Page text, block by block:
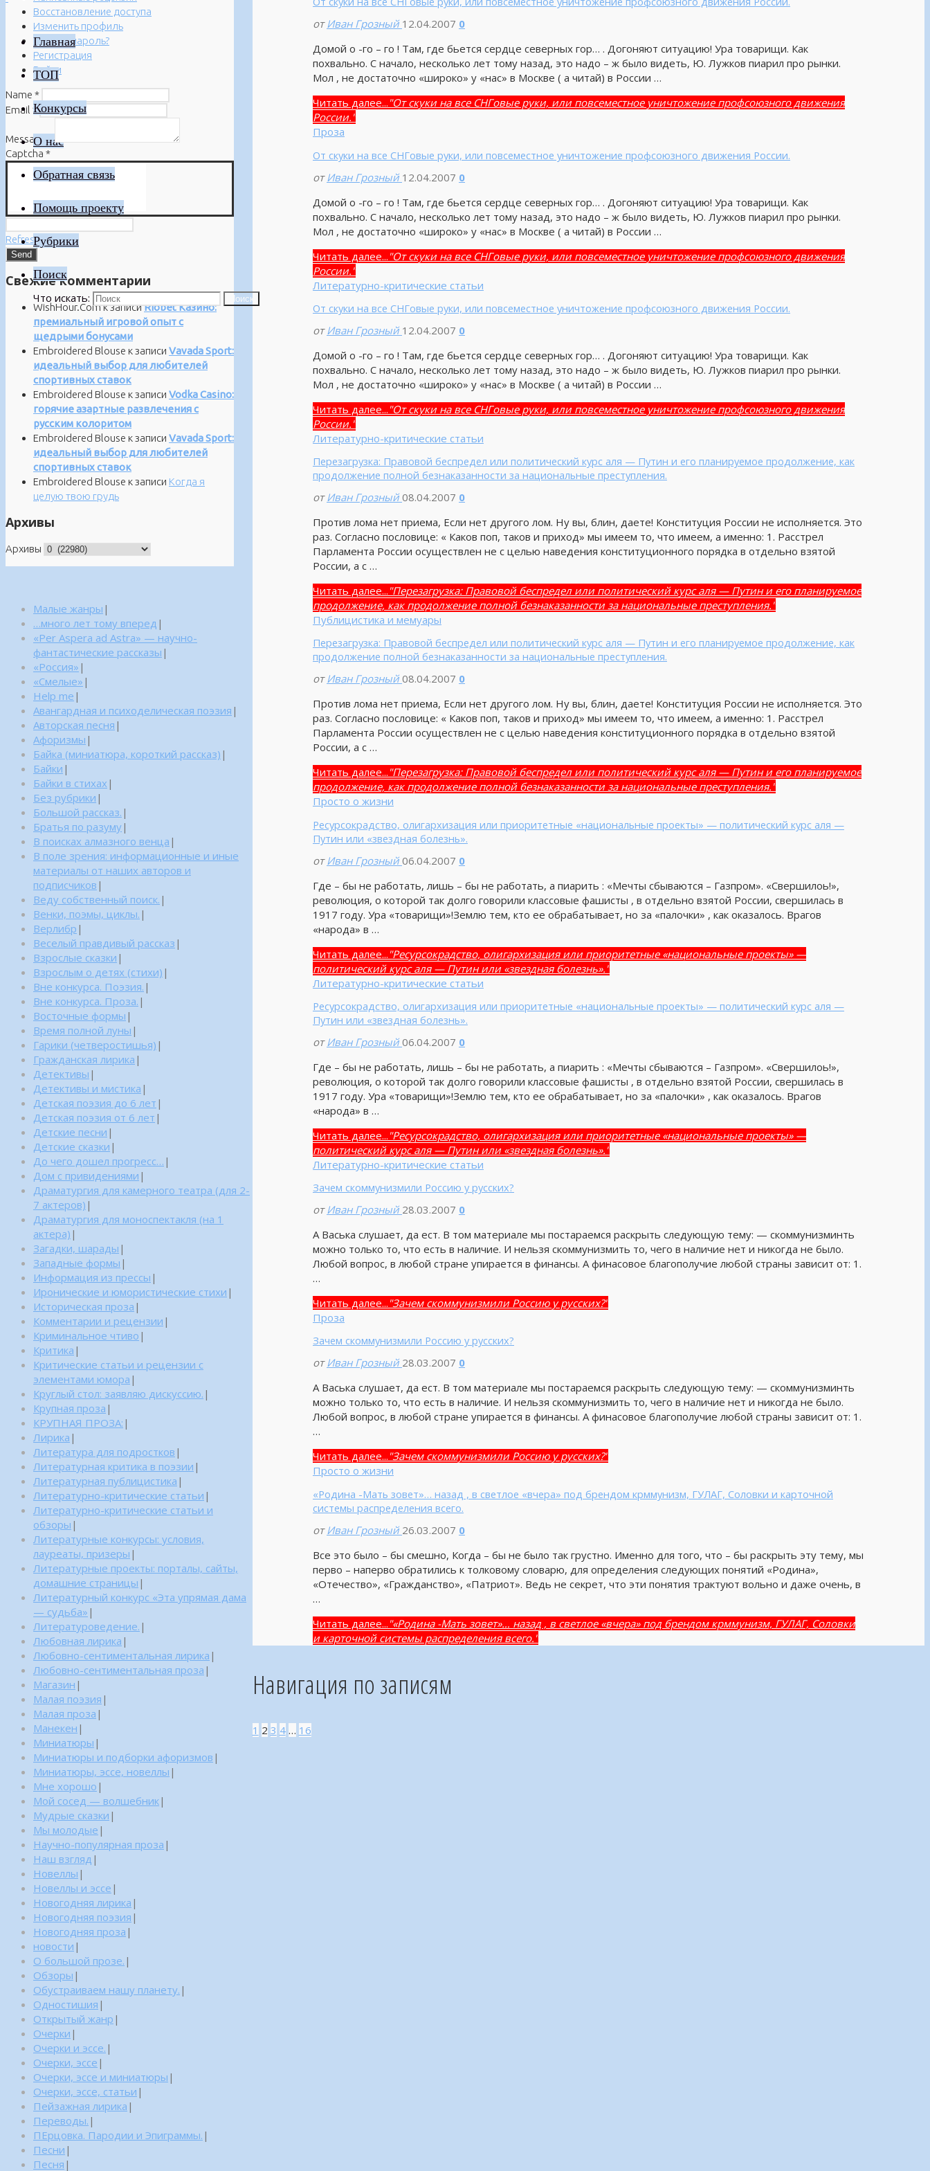
Главная
ТОП
Конкурсы
О нас
Обратная связь
Помощь проекту
Рубрики
Поиск
Что искать: Поиск
от Иван Грозный 12.04.2007 0
Домой о -го – го ! Там, где бьется сердце северных гор… . Догоняют ситуацию! Ура товарищи. Как
похвально. С начало, несколько лет тому назад, это надо – ж было видеть, Ю. Лужков пиарил про рынки.
Мол , не достаточно «широко» у «нас» в Москве ( а читай) в России …
Читать далее... "От скуки на все СНГовые руки, или повсеместное уничтожение профсоюзного движения
России."
Проза
От скуки на все СНГовые руки, или повсеместное уничтожение профсоюзного движения России.
от Иван Грозный 12.04.2007 0
Домой о -го – го ! Там, где бьется сердце северных гор… . Догоняют ситуацию! Ура товарищи. Как
похвально. С начало, несколько лет тому назад, это надо – ж было видеть, Ю. Лужков пиарил про рынки.
Мол , не достаточно «широко» у «нас» в Москве ( а читай) в России …
Читать далее... "От скуки на все СНГовые руки, или повсеместное уничтожение профсоюзного движения
России."
Литературно-критические статьи
От скуки на все СНГовые руки, или повсеместное уничтожение профсоюзного движения России.
от Иван Грозный 12.04.2007 0
Домой о -го – го ! Там, где бьется сердце северных гор… . Догоняют ситуацию! Ура товарищи. Как
похвально. С начало, несколько лет тому назад, это надо – ж было видеть, Ю. Лужков пиарил про рынки.
Мол , не достаточно «широко» у «нас» в Москве ( а читай) в России …
Читать далее... "От скуки на все СНГовые руки, или повсеместное уничтожение профсоюзного движения
России."
Литературно-критические статьи
Перезагрузка: Правовой беспредел или политический курс аля — Путин и его планируемое продолжение, как
продолжение полной безнаказанности за национальные преступления.
от Иван Грозный 08.04.2007 0
Против лома нет приема, Если нет другого лом. Ну вы, блин, даете! Конституция России не исполняется. Это
раз. Согласно пословице: « Каков поп, таков и приход» мы имеем то, что имеем, а именно: 1. Расстрел
Парламента России осуществлен не с целью наведения конституционного порядка в отдельно взятой
России, а с …
Читать далее... "Перезагрузка: Правовой беспредел или политический курс аля — Путин и его планируемое
продолжение, как продолжение полной безнаказанности за национальные преступления."
Публицистика и мемуары
Перезагрузка: Правовой беспредел или политический курс аля — Путин и его планируемое продолжение, как
продолжение полной безнаказанности за национальные преступления.
от Иван Грозный 08.04.2007 0
Против лома нет приема, Если нет другого лом. Ну вы, блин, даете! Конституция России не исполняется. Это
раз. Согласно пословице: « Каков поп, таков и приход» мы имеем то, что имеем, а именно: 1. Расстрел
Парламента России осуществлен не с целью наведения конституционного порядка в отдельно взятой
России, а с …
Читать далее... "Перезагрузка: Правовой беспредел или политический курс аля — Путин и его планируемое
продолжение, как продолжение полной безнаказанности за национальные преступления."
Просто о жизни
Ресурсокрадство, олигархизация или приоритетные «национальные проекты» — политический курс аля —
Путин или «звездная болезнь».
от Иван Грозный 06.04.2007 0
Где – бы не работать, лишь – бы не работать, а пиарить : «Мечты сбываются – Газпром». «Свершилоь!»,
революция, о которой так долго говорили классовые фашисты , в отдельно взятой России, свершилась в
1917 году. Ура «товарищи»!Землю тем, кто ее обрабатывает, но за «палочки» , как оказалось. Врагов
«народа» в …
Читать далее... "Ресурсокрадство, олигархизация или приоритетные «национальные проекты» —
политический курс аля — Путин или «звездная болезнь»."
Литературно-критические статьи
Ресурсокрадство, олигархизация или приоритетные «национальные проекты» — политический курс аля —
Путин или «звездная болезнь».
от Иван Грозный 06.04.2007 0
Где – бы не работать, лишь – бы не работать, а пиарить : «Мечты сбываются – Газпром». «Свершилоь!»,
революция, о которой так долго говорили классовые фашисты , в отдельно взятой России, свершилась в
1917 году. Ура «товарищи»!Землю тем, кто ее обрабатывает, но за «палочки» , как оказалось. Врагов
«народа» в …
Читать далее... "Ресурсокрадство, олигархизация или приоритетные «национальные проекты» —
политический курс аля — Путин или «звездная болезнь»."
Литературно-критические статьи
Зачем скоммунизмили Россию у русских?
от Иван Грозный 28.03.2007 0
А Васька слушает, да ест. В том материале мы постараемся раскрыть следующую тему: — скоммунизминть
можно только то, что есть в наличие. И нельзя скоммунизмить то, чего в наличие нет и никогда не было.
Любой вопрос, в любой стране упирается в финансы. А финасовое благополучие любой страны зависит от: 1.
…
Читать далее... "Зачем скоммунизмили Россию у русских?"
Проза
Зачем скоммунизмили Россию у русских?
от Иван Грозный 28.03.2007 0
А Васька слушает, да ест. В том материале мы постараемся раскрыть следующую тему: — скоммунизминть
можно только то, что есть в наличие. И нельзя скоммунизмить то, чего в наличие нет и никогда не было.
Любой вопрос, в любой стране упирается в финансы. А финасовое благополучие любой страны зависит от: 1.
…
Читать далее... "Зачем скоммунизмили Россию у русских?"
Просто о жизни
«Родина -Мать зовет»… назад , в светлое «вчера» под брендом крммунизм, ГУЛАГ, Соловки и карточной
системы распределения всего.
от Иван Грозный 26.03.2007 0
Все это было – бы смешно, Когда – бы не было так грустно. Именно для того, что – бы раскрыть эту тему, мы
перво – наперво обратились к толковому словарю, для определения следующих понятий «Родина»,
«Отечество», «Гражданство», «Патриот». Ведь не секрет, что эти понятия трактуют вольно и даже очень, в
…
Читать далее... "«Родина -Мать зовет»… назад , в светлое «вчера» под брендом крммунизм, ГУЛАГ, Соловки
и карточной системы распределения всего."
Навигация по записям
1 2 3 4 … 16
Восстановление доступа
Изменить профиль
Забыли пароль?
Регистрация
Войти
Name *
Email *
Message*
Captcha *
Refresh
Свежие комментарии
WishHour.Comк записиRiobet Казино:
премиальный игровой опыт с
щедрыми бонусами
Embroidered Blouse к записи Vavada Sport:
идеальный выбор для любителей
спортивных ставок
Embroidered Blouse к записи Vodka Casino:
горячие азартные развлечения с
русским колоритом
Embroidered Blouse к записи Vavada Sport:
идеальный выбор для любителей
спортивных ставок
Embroidered Blouse к записи Когда я
целую твою грудь
Архивы
Архивы
Малые жанры |
…много лет тому вперед |
«Per Aspera ad Astra» — научно-
фантастические рассказы |
«Россия» |
«Смелые» |
Help me |
Авангардная и психоделическая поэзия |
Авторская песня |
Афоризмы |
Байка (миниатюра, короткий рассказ) |
Байки |
Байки в стихах |
Без рубрики |
Большой рассказ. |
Братья по разуму|
В поисках алмазного венца |
В поле зрения: информационные и иные
материалы от наших авторов и
подписчиков |
Веду собственный поиск. |
Венки, поэмы, циклы. |
Верлибр |
Веселый правдивый рассказ |
Взрослые сказки |
Взрослым о детях (стихи) |
Вне конкурса. Поэзия. |
Вне конкурса. Проза. |
Восточные формы |
Время полной луны |
Гарики (четверостишья) |
Гражданская лирика |
Детективы |
Детективы и мистика |
Детская поэзия до 6 лет |
Детская поэзия от 6 лет |
Детские песни |
Детские сказки |
До чего дошел прогресс… |
Дом с привидениями |
Драматургия для камерного театра (для 2-
7 актеров) |
Драматургия для моноспектакля (на 1
актера) |
Загадки, шарады |
Западные формы |
Информация из прессы |
Иронические и юмористические стихи |
Историческая проза |
Комментарии и рецензии |
Криминальное чтиво |
Критика |
Критические статьи и рецензии с
элементами юмора |
Круглый стол: заявляю дискуссию. |
Крупная проза |
КРУПНАЯ ПРОЗА: |
Лирика |
Литература для подростков |
Литературная критика в поэзии |
Литературная публицистика |
Литературно-критические статьи |
Литературно-критические статьи и
обзоры |
Литературные конкурсы: условия,
лауреаты, призеры |
Литературные проекты: порталы, сайты,
домашние страницы |
Литературный конкурс «Эта упрямая дама
— судьба» |
Литературоведение. |
Любовная лирика |
Любовно-сентиментальная лирика |
Любовно-сентиментальная проза |
Магазин |
Малая поэзия |
Малая проза |
Манекен |
Миниатюры |
Миниатюры и подборки афоризмов |
Миниатюры, эссе, новеллы |
Мне хорошо |
Мой сосед — волшебник|
Мудрые сказки |
Мы молодые |
Научно-популярная проза |
Наш взгляд |
Новеллы |
Новеллы и эссе |
Новогодняя лирика |
Новогодняя поэзия |
Новогодняя проза |
новости |
О большой прозе. |
Обзоры |
Обустраиваем нашу планету. |
Одностишия |
Открытый жанр |
Очерки |
Очерки и эссе. |
Очерки, эссе |
Очерки, эссе и миниатюры |
Очерки, эссе, статьи |
Пейзажная лирика |
Переводы. |
ПЕрцовка. Пародии и Эпиграммы. |
Песни |
Песня |